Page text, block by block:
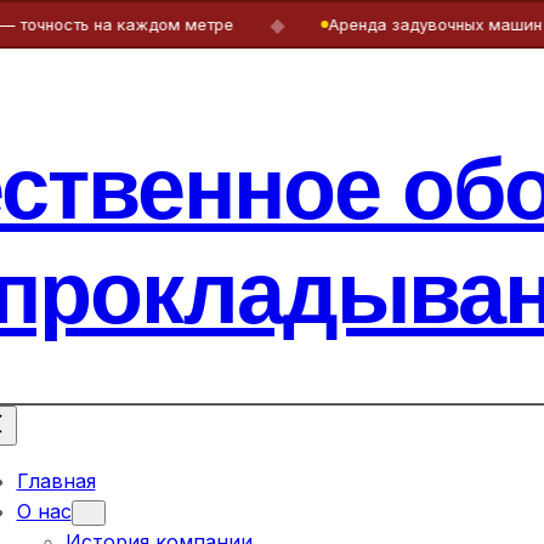
Главная
О нас
на каждом метре ◆ Аренда задувочных машин и